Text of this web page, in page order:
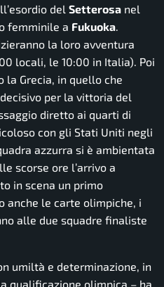
del Setterosa nel
femminile a Fukuoka.
la loro avventura
locali, le 10:00 in Italia). Poi
la Grecia, in quello che
per la vittoria del
diretto ai quarti di
con gli Stati Uniti negli
azzurra si è ambientata
scorse ore l’arrivo a
in scena un primo
anche le carte olimpiche, i
alle due squadre finaliste
umiltà e determinazione, in
qualificazione olimpica – ha